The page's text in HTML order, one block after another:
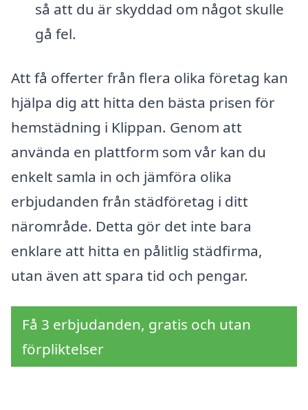
så att du är skyddad om något skulle
gå fel.
Att få offerter från flera olika företag kan
hjälpa dig att hitta den bästa prisen för
hemstädning i Klippan. Genom att
använda en plattform som vår kan du
enkelt samla in och jämföra olika
erbjudanden från städföretag i ditt
närområde. Detta gör det inte bara
enklare att hitta en pålitlig städfirma,
utan även att spara tid och pengar.
Få 3 erbjudanden, gratis och utan
förpliktelser